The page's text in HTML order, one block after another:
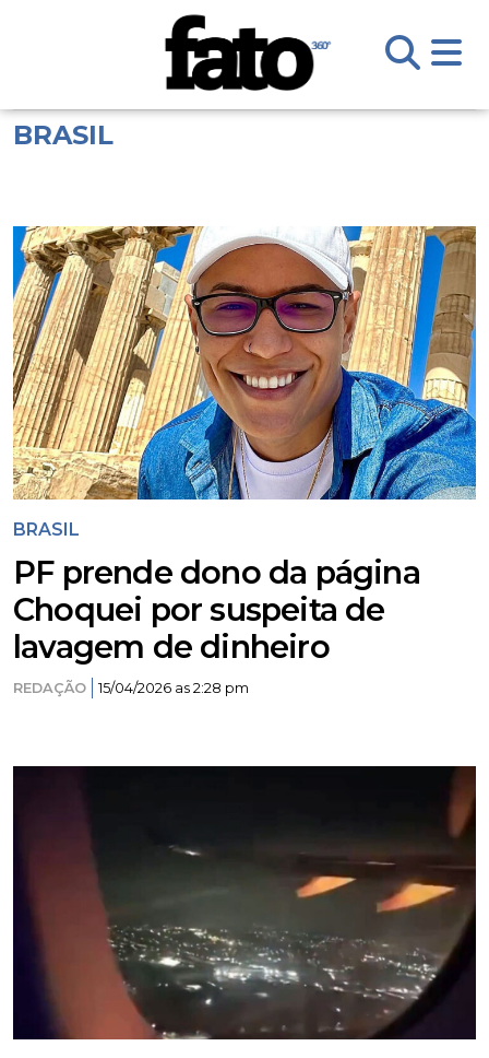
BRASIL
BRASIL
PF prende dono da página
Choquei por suspeita de
lavagem de dinheiro
REDAÇÃO 15/04/2026 as 2:28 pm